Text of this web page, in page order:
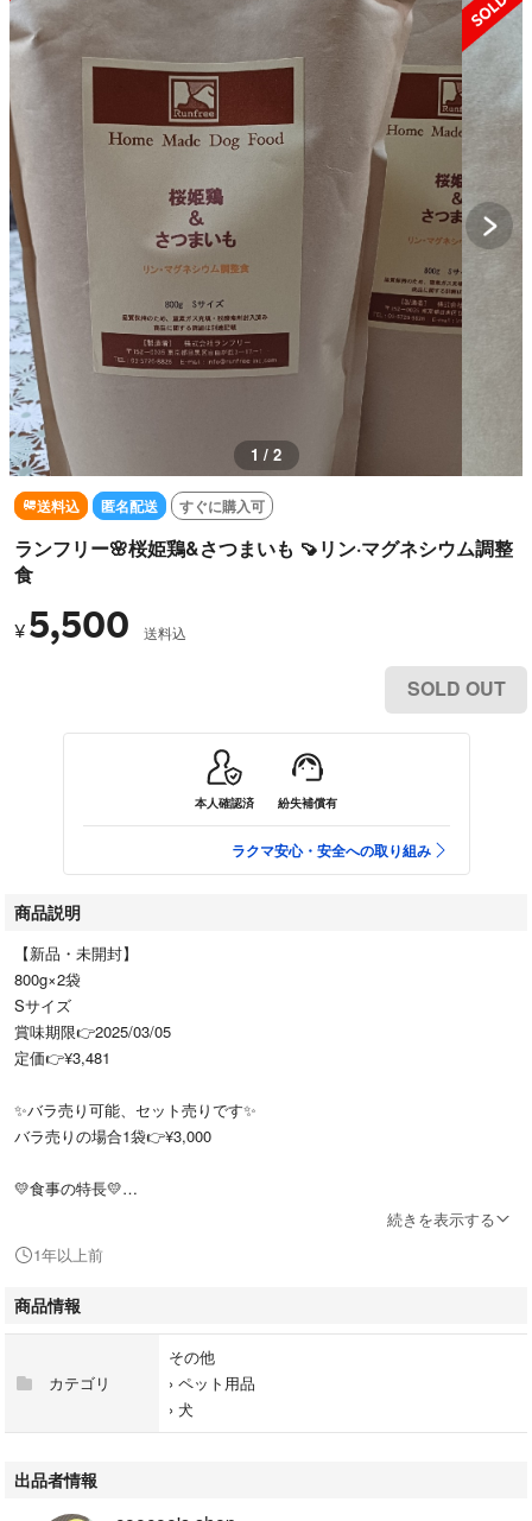
1 / 2
送料込 匿名配送 すぐに購入可
ランフリー🌸桜姫鶏&さつまいも 🍠リン·マグネシウム調整
食
¥ 5,500 送料込
SOLD OUT
本人確認済 紛失補償有
ラクマ安心・安全への取り組み
商品説明
【新品・未開封】
800g×2袋
Sサイズ
賞味期限👉2025/03/05
定価👉¥3,481
✨バラ売り可能、セット売りです✨
バラ売りの場合1袋👉¥3,000
💛食事の特長💛
食事療法が必要なストラバイト結石の子に給与することを目的としてリン
ストラバイト結石（リン酸アンモニウムマグネシウム）は犬、猫に最も多
いタイプの結石であり、尿道のマグネシウム濃度が濃くなりすぎるとスト
ラバイトが形成されやすくなります。
また、療法食とは異なりますのでｐHの数値をコントロールする働きはご
ざいません。
続きを表示する
1年以上前
商品情報
カテゴリ
その他
› ペット用品
› 犬
出品者情報